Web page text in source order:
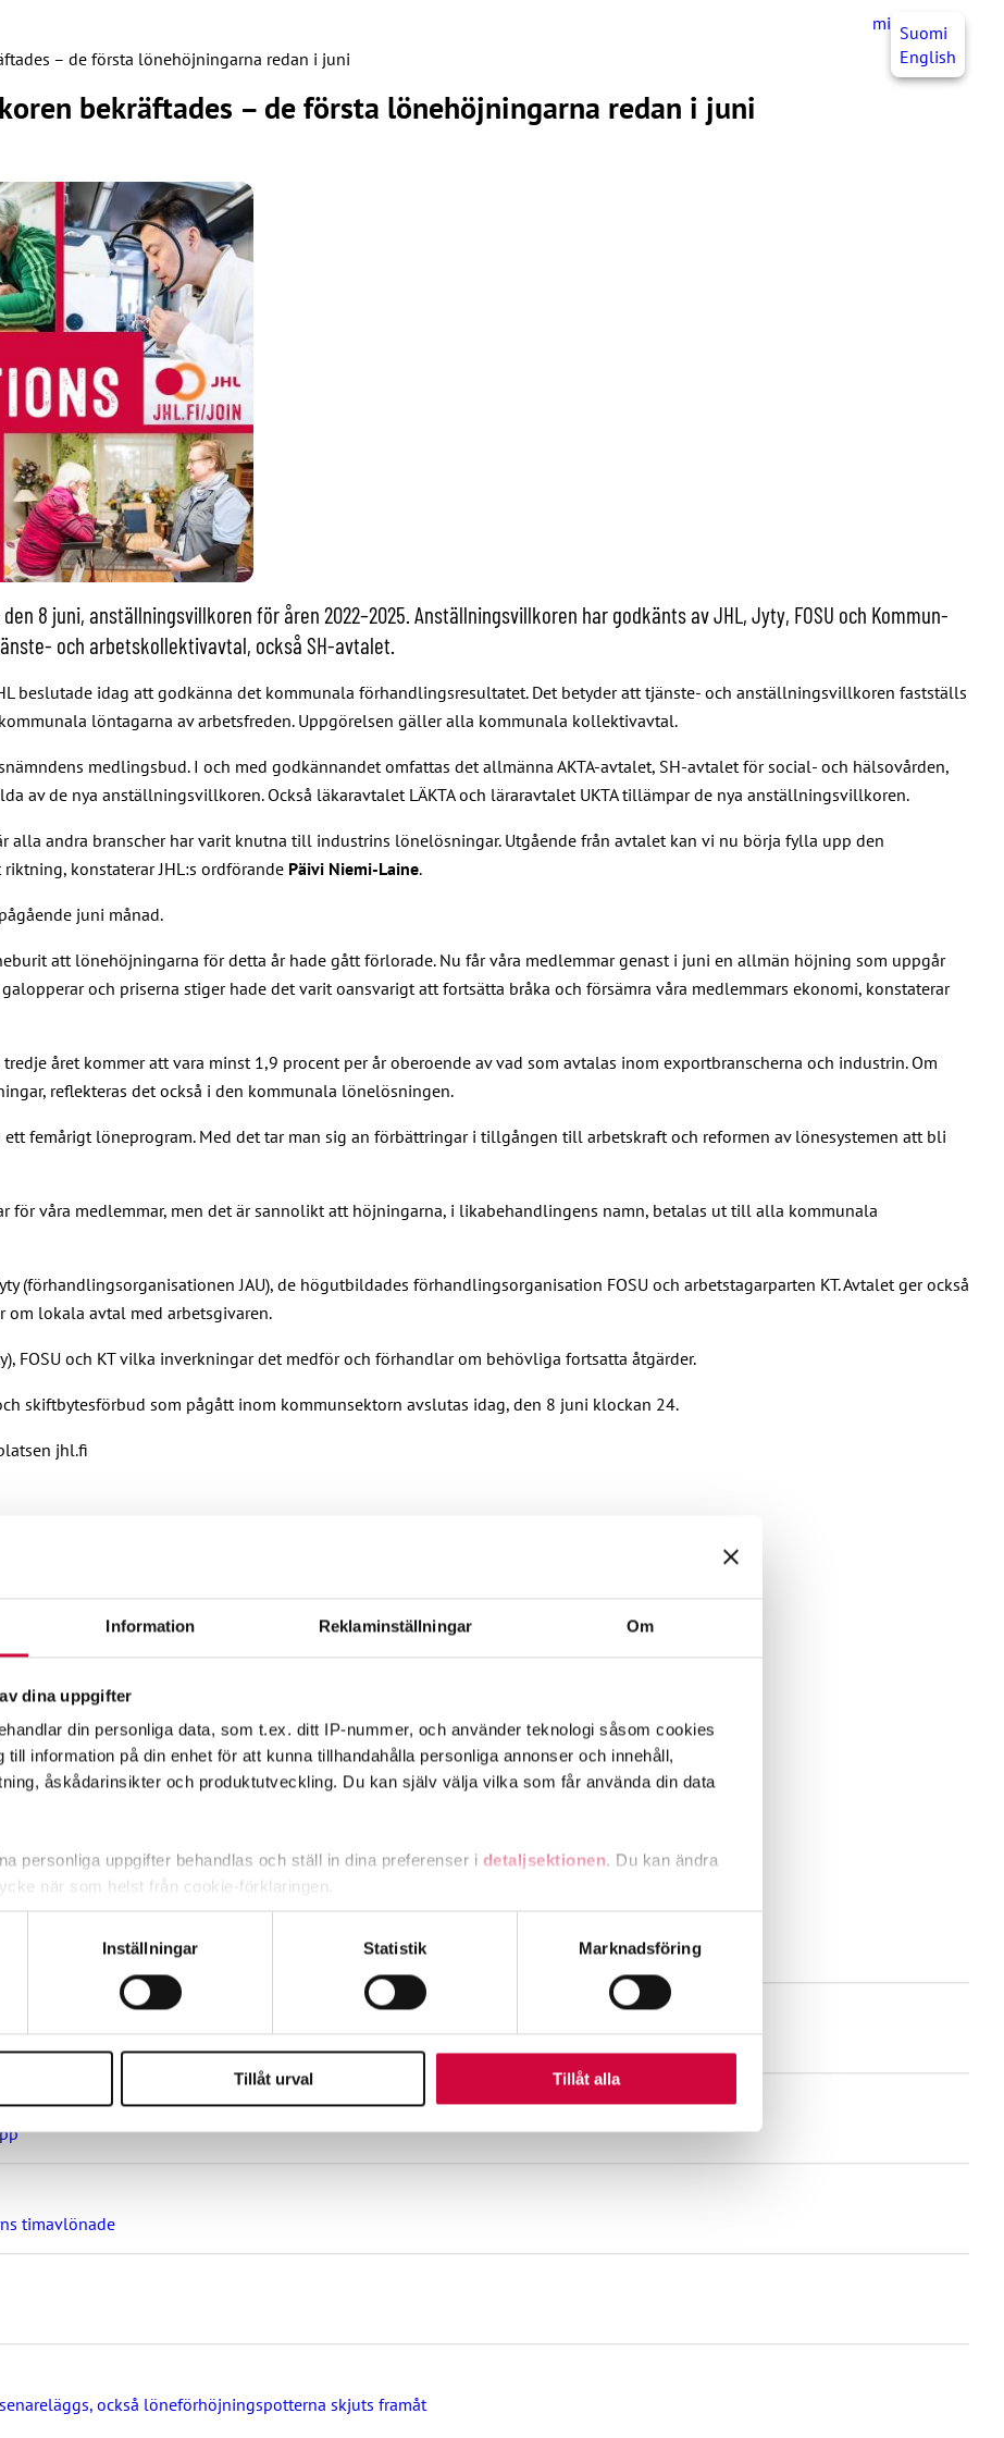
Information Reklaminställningar Om
dina uppgifter
din personliga data, som t.ex. ditt IP-nummer, och använder teknologi såsom cookies
till information på din enhet för att kunna tillhandahålla personliga annonser och innehåll,
åskådarinsikter och produktutveckling. Du kan själv välja vilka som får använda din data
personliga uppgifter behandlas och ställ in dina preferenser i detaljsektionen. Du kan ändra
när som helst från cookie-förklaringen.
för att anpassa innehållet och annonserna till användarna, tillhandahålla funktioner för
och analysföretag som vi samarbetar med. Dessa kan i sin tur kombinera informationen
Inställningar Statistik Marknadsföring
Tillåt urval Tillåt alla
mittJHL SV
Suomi
English
– de första lönehöjningarna redan i juni
bekräftades – de första lönehöjningarna redan i juni
8 juni, anställningsvillkoren för åren 2022–2025. Anställningsvillkoren har godkänts av JHL, Jyty, FOSU och Kommun-
och arbetskollektivavtal, också SH-avtalet.
beslutade idag att godkänna det kommunala förhandlingsresultatet. Det betyder att tjänste- och anställningsvillkoren fastställs
löntagarna av arbetsfreden. Uppgörelsen gäller alla kommunala kollektivavtal.
medlingsbud. I och med godkännandet omfattas det allmänna AKTA-avtalet, SH-avtalet för social- och hälsovården,
av de nya anställningsvillkoren. Också läkaravtalet LÄKTA och läraravtalet UKTA tillämpar de nya anställningsvillkoren.
andra branscher har varit knutna till industrins lönelösningar. Utgående från avtalet kan vi nu börja fylla upp den
konstaterar JHL:s ordförande Päivi Niemi-Laine.
juni månad.
att lönehöjningarna för detta år hade gått förlorade. Nu får våra medlemmar genast i juni en allmän höjning som uppgår
och priserna stiger hade det varit oansvarigt att fortsätta bråka och försämra våra medlemmars ekonomi, konstaterar
året kommer att vara minst 1,9 procent per år oberoende av vad som avtalas inom exportbranscherna och industrin. Om
reflekteras det också i den kommunala lönelösningen.
femårigt löneprogram. Med det tar man sig an förbättringar i tillgången till arbetskraft och reformen av lönesystemen att bli
våra medlemmar, men det är sannolikt att höjningarna, i likabehandlingens namn, betalas ut till alla kommunala
(förhandlingsorganisationen JAU), de högutbildades förhandlingsorganisation FOSU och arbetstagarparten KT. Avtalet ger också
lokala avtal med arbetsgivaren.
FOSU och KT vilka inverkningar det medför och förhandlar om behövliga fortsatta åtgärder.
skiftbytesförbud som pågått inom kommunsektorn avslutas idag, den 8 juni klockan 24.
jhl.fi
löneprogrammet
(TS-22) och löneprogrammet
brott mot kollektivavtal
om lönebetalning och beredskap under drönarhot
timavlönade
också löneförhöjningspotterna skjuts framåt